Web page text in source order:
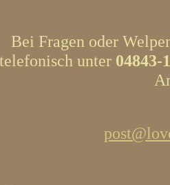
Bei Fragen oder
telefonisch unter 04843-